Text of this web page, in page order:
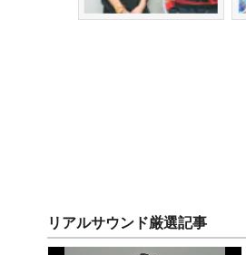
リアルサウンド厳選記事